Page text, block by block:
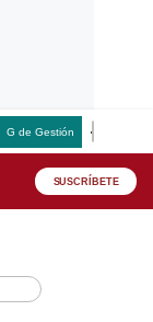
G de Gestión
SUSCRÍBETE